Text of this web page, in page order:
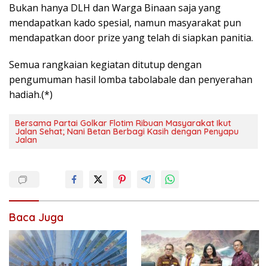
Bukan hanya DLH dan Warga Binaan saja yang
mendapatkan kado spesial, namun masyarakat pun
mendapatkan door prize yang telah di siapkan panitia.
Semua rangkaian kegiatan ditutup dengan
pengumuman hasil lomba tabolabale dan penyerahan
hadiah.(*)
Bersama Partai Golkar Flotim Ribuan Masyarakat Ikut
Jalan Sehat; Nani Betan Berbagi Kasih dengan Penyapu
Jalan
Baca Juga